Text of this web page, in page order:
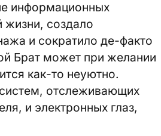
информационных
жизни, создало
и сократило де-факто
Брат может при желании
как-то неуютно.
отслеживающих
и электронных глаз,